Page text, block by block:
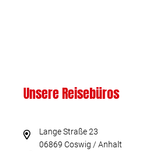
Unsere Reisebüros
Lange Straße 23
06869 Coswig / Anhalt